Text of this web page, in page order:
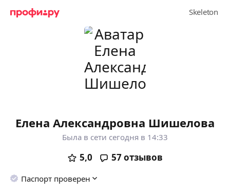
Елена Александровна Шишелова
Была в сети сегодня в 14:33
5,0 57отзывов
Паспорт проверен